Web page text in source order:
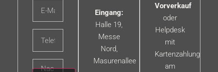
Eingang:
Halle 19,
Messe
Nord,
Masurenallee
Vorverkauf
oder
Helpdesk
mit
Kartenzahlung
am